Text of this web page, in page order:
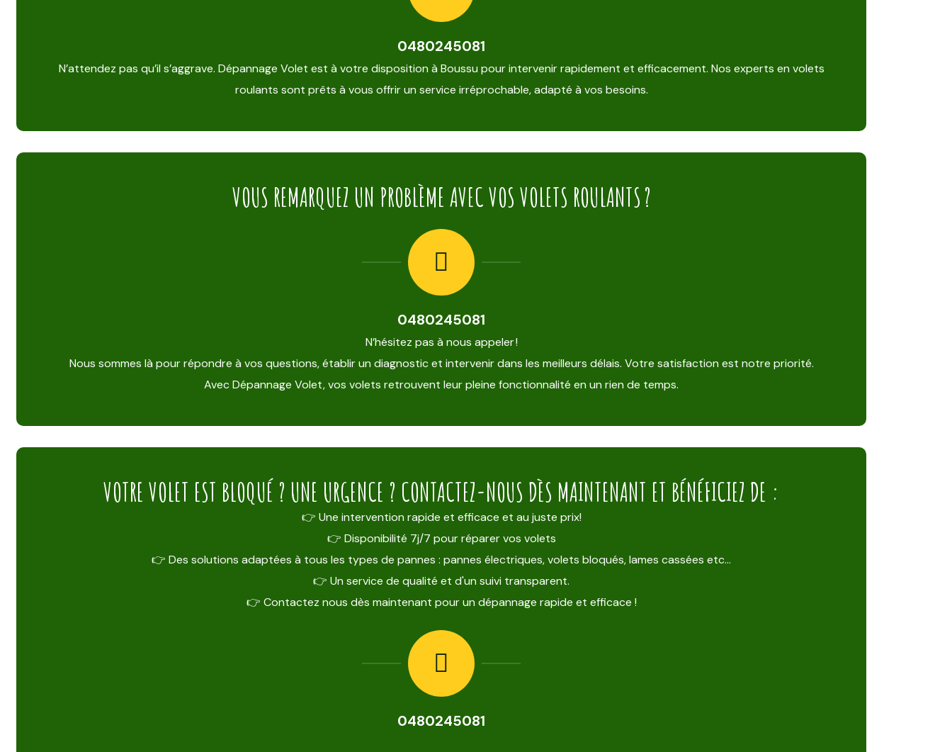
0480245081
N’attendez pas qu’il s’aggrave. Dépannage Volet est à votre disposition à Boussu pour intervenir rapidement et efficacement. Nos experts en volets
roulants sont prêts à vous offrir un service irréprochable, adapté à vos besoins.
VOUS REMARQUEZ UN PROBLÈME AVEC VOS VOLETS ROULANTS ?
0480245081
N’hésitez pas à nous appeler !
Nous sommes là pour répondre à vos questions, établir un diagnostic et intervenir dans les meilleurs délais. Votre satisfaction est notre priorité.
Avec Dépannage Volet, vos volets retrouvent leur pleine fonctionnalité en un rien de temps.
VOTRE VOLET EST BLOQUÉ ? UNE URGENCE ? CONTACTEZ-NOUS DÈS MAINTENANT ET BÉNÉFICIEZ DE :
👉 Une intervention rapide et efficace et au juste prix!
👉 Disponibilité 7j/7 pour réparer vos volets
👉 Des solutions adaptées à tous les types de pannes : pannes électriques, volets bloqués, lames cassées etc…
👉 Un service de qualité et d'un suivi transparent.
👉 Contactez nous dès maintenant pour un dépannage rapide et efficace !
0480245081